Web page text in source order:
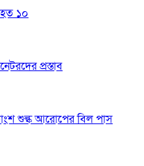
১০
প্রস্তাব
শুল্ক আরোপের বিল পাস